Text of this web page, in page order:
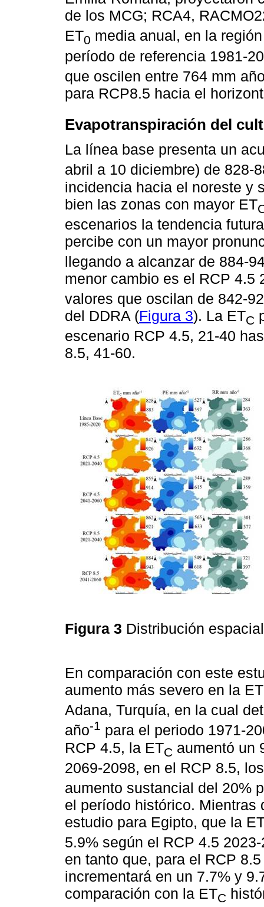
de los MCG; RCA4,
ET0 media anual, en la
período de referencia 1981-
que oscilen entre 764 mm
para RCP8.5 hacia el
Evapotranspiración del
La línea base presenta un
abril a 10 diciembre) de 828-
incidencia hacia el noreste y
bien las zonas con mayor ET
escenarios la tendencia
percibe con un mayor
llegando a alcanzar de 884-
menor cambio es el RCP 4.5
valores que oscilan de 842-
del DDRA (Figura 3). La ETC
escenario RCP 4.5, 21-40
8.5, 41-60.
Figura 3 Distribución
En comparación con este
aumento más severo en la ET
Adana, Turquía, en la cual
año-1 para el periodo 1971-
RCP 4.5, la ETC aumentó un
2069-2098, en el RCP 8.5,
aumento sustancial del 20%
el período histórico. Mientras
estudio para Egipto, que la
5.9% según el RCP 4.5
en tanto que, para el RCP
incrementará en un 7.7% y
comparación con la ETC